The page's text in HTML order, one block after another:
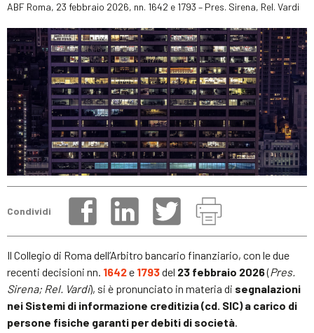
ABF Roma, 23 febbraio 2026, nn. 1642 e 1793 – Pres. Sirena, Rel. Vardi
Condividi
Il Collegio di Roma dell’Arbitro bancario finanziario, con le due
recenti decisioni nn. 1642e 1793del 23 febbraio 2026(Pres.
Sirena; Rel. Vardi), si è pronunciato in materia di segnalazioni
nei Sistemi di informazione creditizia (cd. SIC) a carico di
persone fisiche garanti per debiti di società.